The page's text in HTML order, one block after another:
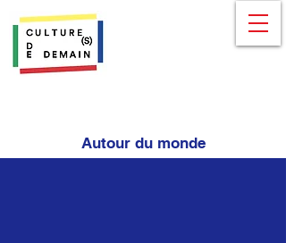
Autour du monde